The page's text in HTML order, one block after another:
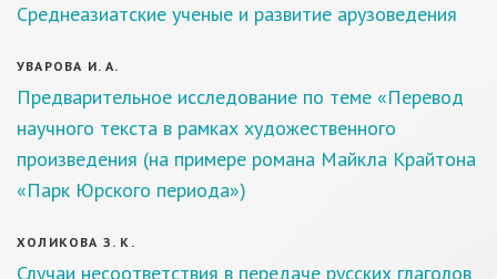
Среднеазиатские ученые и развитие арузоведения
УВАРОВА И. А.
Предварительное исследование по теме «Перевод
научного текста в рамках художественного
произведения (на примере романа Майкла Крайтона
«Парк Юрского периода»)
ХОЛИКОВА З. К.
Случаи несоответствия в передаче русских глаголов